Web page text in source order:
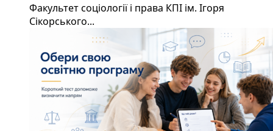
Факультет соціології і права КПІ ім. Ігоря
Сікорського...